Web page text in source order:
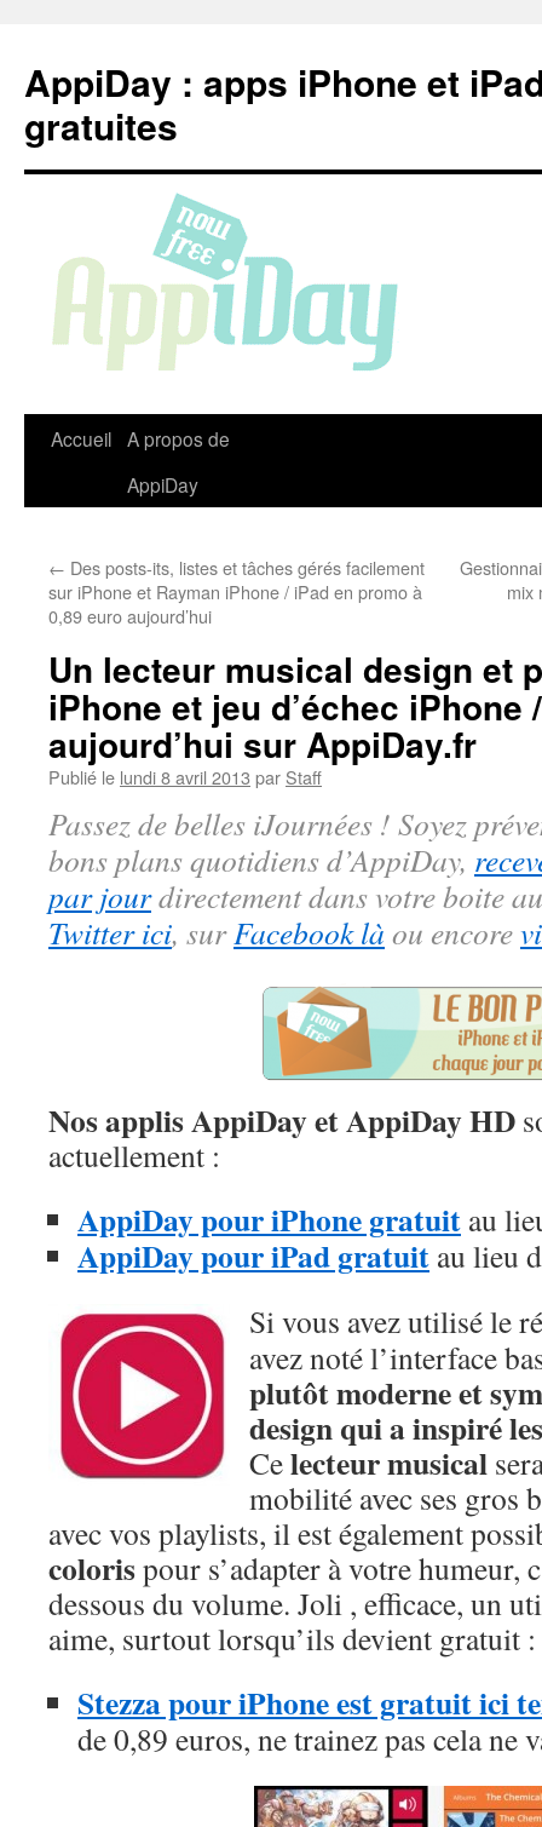
contenu
AppiDay : apps iPhone et
gratuites
Accueil A propos de
AppiDay
← Des posts-its, listes et tâches gérés facilement
sur iPhone et Rayman iPhone / iPad en promo à
0,89 euro aujourd’hui
mix
Un lecteur musical design et
iPhone et jeu d’échec
aujourd’hui sur AppiDay.fr
Publié le lundi 8 avril 2013 par Staff
Passez de belles iJournées ! Soyez
bons plans quotidiens d’AppiDay,
par jourdirectement dans votre boite
Twitter ici, surFacebook là ou encore
Nos applis AppiDay et AppiDay HD
actuellement :
AppiDay pour iPhone gratuit au
AppiDay pour iPad gratuit au lieu
Si vous avez utilisé le
avez noté l’interface
plutôt moderne et
design qui a inspiré
Celecteur musical
mobilité avec ses gros
avec vos playlists, il est également
colorispour s’adapter à votre humeur,
dessous du volume. Joli , efficace, un
aime, surtout lorsqu’ils devient gratuit :
Stezza pour iPhone est gratuit ici
de 0,89 euros, ne trainez pas cela ne